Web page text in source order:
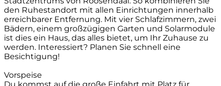
den Ruhestandort mit allen Einrichtungen innerhalb
erreichbarer Entfernung. Mit vier Schlafzimmern, zwei
Bädern, einem großzügigen Garten und Solarmodule
ist dies ein Haus, das alles bietet, um Ihr Zuhause zu
werden. Interessiert? Planen Sie schnell eine
Besichtigung!
Vorspeise
Du kommst auf die große Einfahrt mit Platz für